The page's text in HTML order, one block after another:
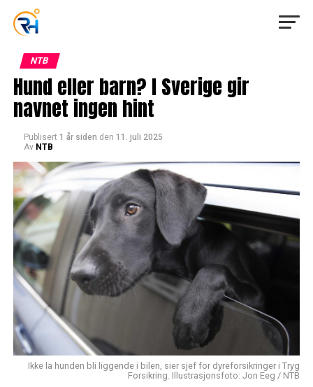
NTB
Hund eller barn? I Sverige gir
navnet ingen hint
Publisert 1 år siden den 11. juli 2025
Av NTB
Ikke la hunden bli liggende i bilen, sier sjef for dyreforsikringer i Tryg
Forsikring. Illustrasjonsfoto: Jon Eeg / NTB